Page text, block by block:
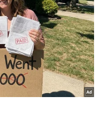
ở vùng biển Địa